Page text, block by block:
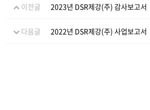
이전글 2023년 DSR제강(주) 감사보고서
다음글 2022년 DSR제강(주) 사업보고서